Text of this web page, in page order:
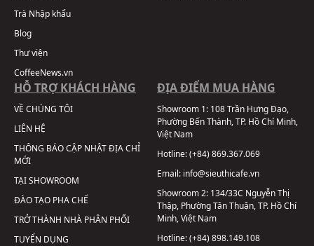
Trà Nhập khẩu
Blog
Thư viện
CoffeeNews.vn
HỖ TRỢ KHÁCH HÀNG
VỀ CHÚNG TÔI
LIÊN HỆ
THÔNG BÁO CẬP NHẬT ĐỊA CHỈ
MỚI
TẠI SHOWROOM
ĐÀO TẠO PHA CHẾ
TRỞ THÀNH NHÀ PHÂN PHỐI
TUYỂN DỤNG
ĐỊA ĐIỂM MUA HÀNG
Showroom 1: 108 Trần Hưng Đạo,
Phường Bến Thành, TP. Hồ Chí Minh,
Việt Nam
Hotline:(+84) 869.367.069
Email: info@sieuthicafe.vn
Showroom 2: 134/33C Nguyễn Thị
Thập, Phường Tân Thuận, TP. Hồ Chí
Minh, Việt Nam
Hotline:(+84) 898.149.108